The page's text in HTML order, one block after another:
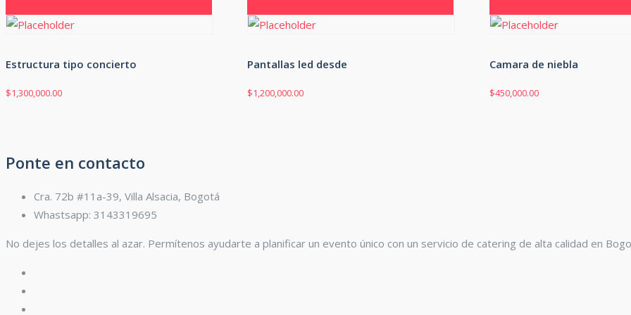
Estructura tipo concierto
$1,300,000.00
Pantallas led desde
$1,200,000.00
Camara de niebla
$450,000.00
Ponte en contacto
Cra. 72b #11a-39, Villa Alsacia, Bogotá
Whastsapp: 3143319695
No dejes los detalles al azar. Permítenos ayudarte a planificar un evento único con un servicio de catering de alta calidad en